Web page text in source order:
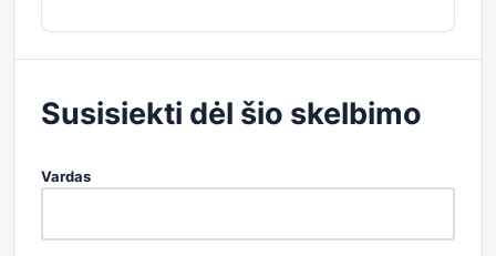
Susisiekti dėl šio skelbimo
Vardas